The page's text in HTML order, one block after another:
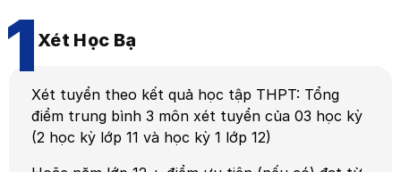
1Xét Học Bạ
Xét tuyển theo kết quả học tập THPT: Tổng
điểm trung bình 3 môn xét tuyển của 03 học kỳ
(2 học kỳ lớp 11 và học kỳ 1 lớp 12)